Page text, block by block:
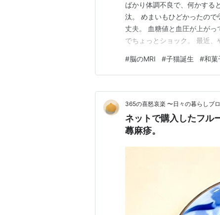
ばかり体調不良で、何かする
汰。 めまいもひどかったの
丈夫。 血糖値と血圧が上が
でちょっとショック。 最近
換に行った滝宮公園池にたく
き、今は菜の花ね。 ところ
#脳のMRI #子猫誕生 #和菓
365の喜怒哀楽 〜日々の暮らしブ
ネットで購入したフル
蕁麻疹。